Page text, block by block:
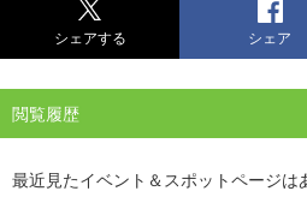
シェアする シェア
閲覧履歴
最近見たイベント＆スポットページは